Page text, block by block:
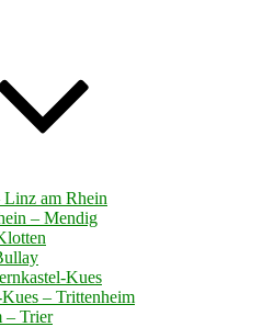
am Rhein
– Mendig
Kues
– Trittenheim
– Trier